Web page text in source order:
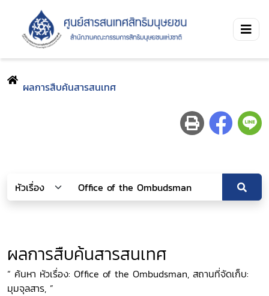
ผลการสืบค้นสารสนเทศ
ผลการสืบค้นสารสนเทศ
“ ค้นหา หัวเรื่อง: Office of the Ombudsman, สถานที่จัดเก็บ:
มุมจุลสาร, ”